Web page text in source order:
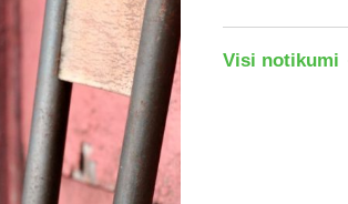
Visi notikumi